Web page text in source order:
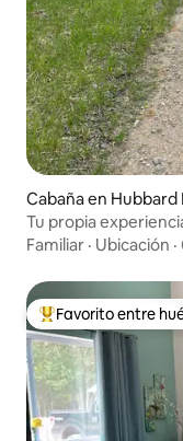
Cabaña en Hubbard
Tu propia
Familiar · Ubicación ·
Favorito entre
Favorito entre